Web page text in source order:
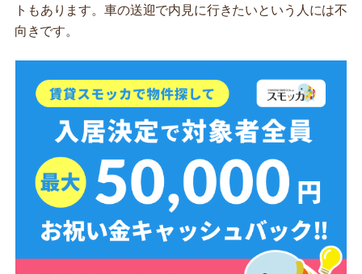
トもあります。車の送迎で内見に行きたいという人には不
向きです。